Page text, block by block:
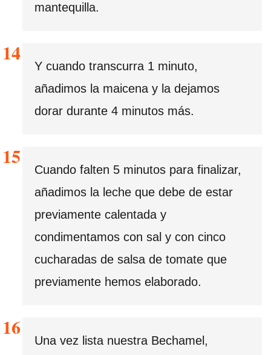
mantequilla.
Y cuando transcurra 1 minuto,
añadimos la maicena y la dejamos
dorar durante 4 minutos más.
Cuando falten 5 minutos para finalizar,
añadimos la leche que debe de estar
previamente calentada y
condimentamos con sal y con cinco
cucharadas de salsa de tomate que
previamente hemos elaborado.
Una vez lista nuestra Bechamel,